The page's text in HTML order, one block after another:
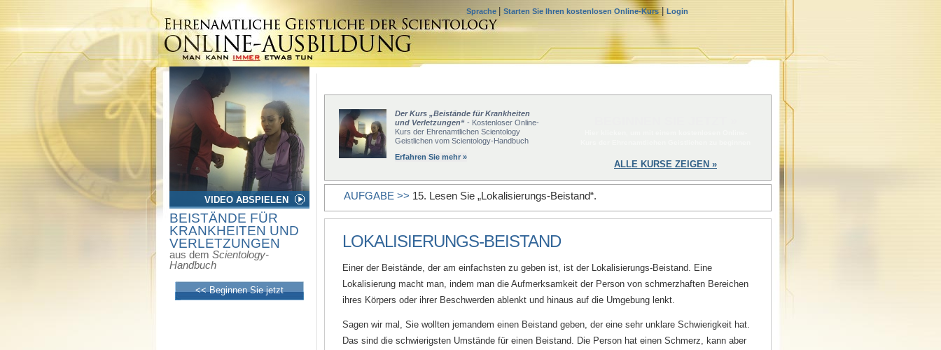
Sprache Starten Sie Ihren kostenlosen Online-Kurs | Login
VIDEO ABSPIELEN
BEISTÄNDE FÜR
KRANKHEITEN UND
VERLETZUNGEN
aus dem Scientology-
Handbuch
<< Beginnen Sie jetzt
Der Kurs „Beistände für Krankheiten
und Verletzungen“ - Kostenloser Online-
Kurs der Ehrenamtlichen Scientology
Geistlichen vom Scientology-Handbuch
Erfahren Sie mehr »
ALLE KURSE ZEIGEN »
AUFGABE >> 15. Lesen Sie „Lokalisierungs-Beistand“.
LOKALISIERUNGS-BEISTAND
Einer der Beistände, der am einfachsten zu geben ist, ist der Lokalisierungs-Beistand. Eine
Lokalisierung macht man, indem man die Aufmerksamkeit der Person von schmerzhaften Bereichen
ihres Körpers oder ihrer Beschwerden ablenkt und hinaus auf die Umgebung lenkt.
Sagen wir mal, Sie wollten jemandem einen Beistand geben, der eine sehr unklare Schwierigkeit hat.
Das sind die schwierigsten Umstände für einen Beistand. Die Person hat einen Schmerz, kann aber